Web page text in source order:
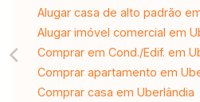
Alugar casa de alto padrão
Alugar imóvel comercial em
Comprar em Cond./Edif. em
Comprar apartamento em
Comprar casa em Uberlândia